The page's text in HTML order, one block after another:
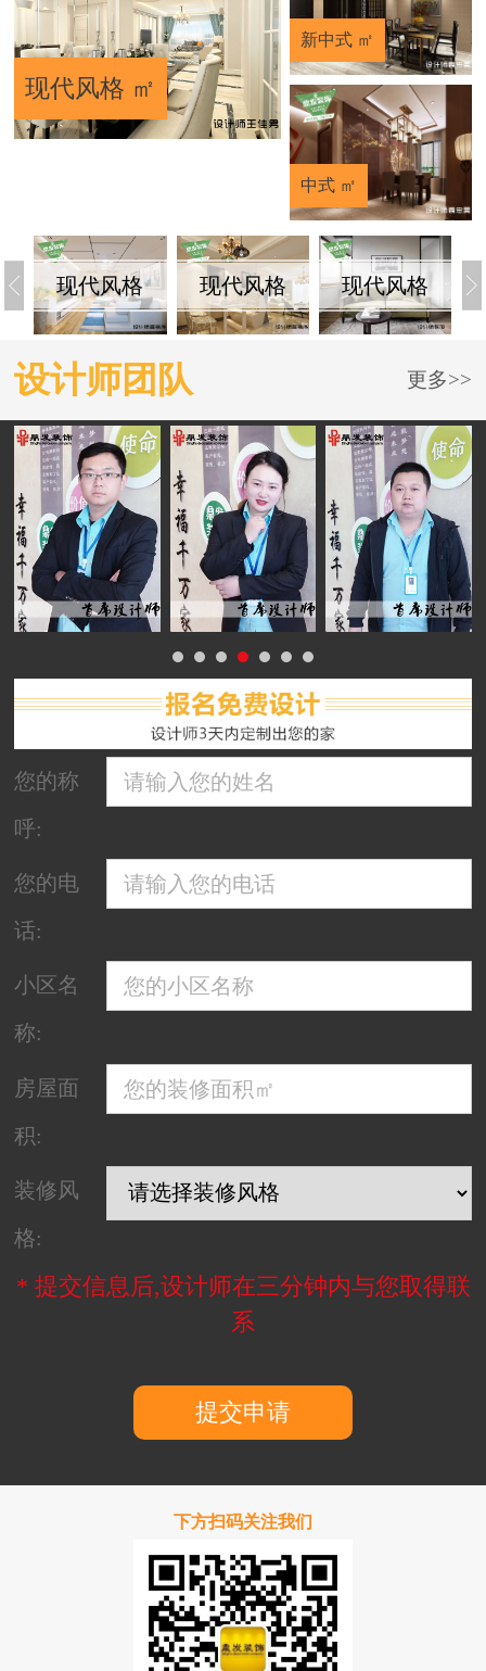
现代风格 ㎡
新中式 ㎡
中式 ㎡
现代风格 现代风格 现代风格
更多>>
设计师团队
您的称
呼:
您的电
话:
小区名
称:
房屋面
积:
装修风
格:
* 提交信息后,设计师在三分钟内与您取得联
系
提交申请
下方扫码关注我们